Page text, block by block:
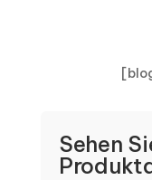
Sehen